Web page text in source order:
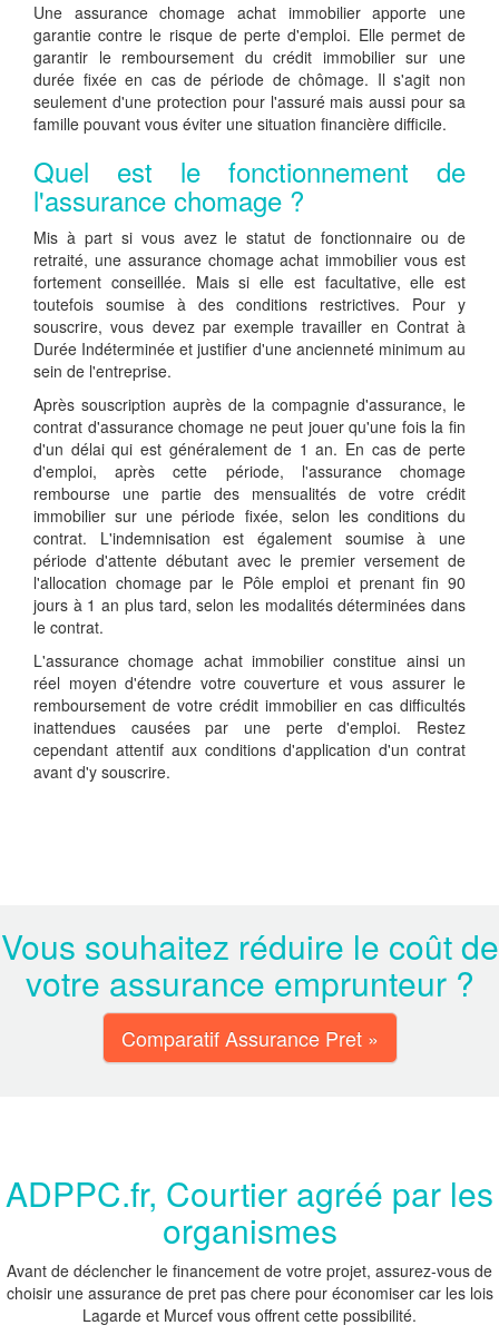
Une assurance chomage achat immobilier apporte une
garantie contre le risque de perte d'emploi. Elle permet de
garantir le remboursement du crédit immobilier sur une
durée fixée en cas de période de chômage. Il s'agit non
seulement d'une protection pour l'assuré mais aussi pour sa
famille pouvant vous éviter une situation financière difficile.
Quel est le fonctionnement de
l'assurance chomage ?
Mis à part si vous avez le statut de fonctionnaire ou de
retraité, une assurance chomage achat immobilier vous est
fortement conseillée. Mais si elle est facultative, elle est
toutefois soumise à des conditions restrictives. Pour y
souscrire, vous devez par exemple travailler en Contrat à
Durée Indéterminée et justifier d'une ancienneté minimum au
sein de l'entreprise.
Après souscription auprès de la compagnie d'assurance, le
contrat d'assurance chomage ne peut jouer qu'une fois la fin
d'un délai qui est généralement de 1 an. En cas de perte
d'emploi, après cette période, l'assurance chomage
rembourse une partie des mensualités de votre crédit
immobilier sur une période fixée, selon les conditions du
contrat. L'indemnisation est également soumise à une
période d'attente débutant avec le premier versement de
l'allocation chomage par le Pôle emploi et prenant fin 90
jours à 1 an plus tard, selon les modalités déterminées dans
le contrat.
L'assurance chomage achat immobilier constitue ainsi un
réel moyen d'étendre votre couverture et vous assurer le
remboursement de votre crédit immobilier en cas difficultés
inattendues causées par une perte d'emploi. Restez
cependant attentif aux conditions d'application d'un contrat
avant d'y souscrire.
Vous souhaitez réduire le coût de
votre assurance emprunteur ?
Comparatif Assurance Pret »
ADPPC.fr, Courtier agréé par les
organismes
Avant de déclencher le financement de votre projet, assurez-vous de
choisir une assurance de pret pas chere pour économiser car les lois
Lagarde et Murcef vous offrent cette possibilité.